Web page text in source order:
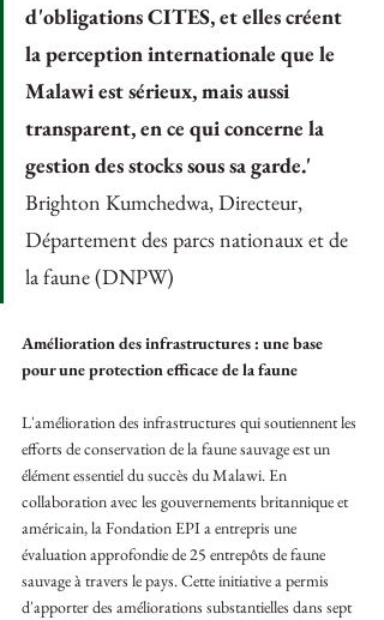
d'obligations CITES, et elles créent
la perception internationale que le
Malawi est sérieux, mais aussi
transparent, en ce qui concerne la
gestion des stocks sous sa garde.'
Brighton Kumchedwa, Directeur,
Département des parcs nationaux et de
la faune (DNPW)
Amélioration des infrastructures : une base
pour une protection efficace de la faune
L'amélioration des infrastructures qui soutiennent les
efforts de conservation de la faune sauvage est un
élément essentiel du succès du Malawi. En
collaboration avec les gouvernements britannique et
américain, la Fondation EPI a entrepris une
évaluation approfondie de 25 entrepôts de faune
sauvage à travers le pays. Cette initiative a permis
d'apporter des améliorations substantielles dans sept